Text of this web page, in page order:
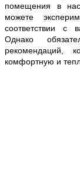
помещения в
можете
соответствии с
Однако
рекомендаций,
комфортную и